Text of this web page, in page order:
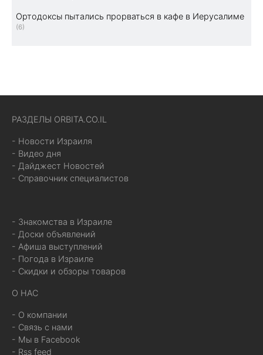
Ортодоксы пытались прорваться в кафе в Иерусалиме
(6)
РАЗДЕЛЫ ORBITA.CO.IL
- Новости Израиля
- Видео дня
- Дайджест Новостей
- Справочник специалистов
- Знакомства в Израиле
- Доски объявлений
- Афиша выступлений
- Погода в Израиле
- Скидки и обзоры товаров
О НАС
- О компании
- Связь с нами
- Мы в Facebook
- Rss feed